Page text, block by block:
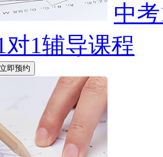
中
对1辅导课程
立即预约